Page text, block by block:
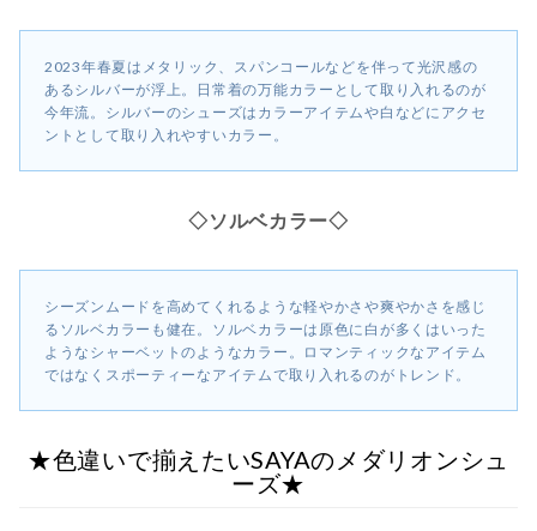
2023年春夏はメタリック、スパンコールなどを伴って光沢感の
あるシルバーが浮上。日常着の万能カラーとして取り入れるのが
今年流。シルバーのシューズはカラーアイテムや白などにアクセ
ントとして取り入れやすいカラー。
◇ソルベカラー◇
シーズンムードを高めてくれるような軽やかさや爽やかさを感じ
るソルベカラーも健在。ソルベカラーは原色に白が多くはいった
ようなシャーベットのようなカラー。ロマンティックなアイテム
ではなくスポーティーなアイテムで取り入れるのがトレンド。
★色違いで揃えたいSAYAのメダリオンシュ
ーズ★